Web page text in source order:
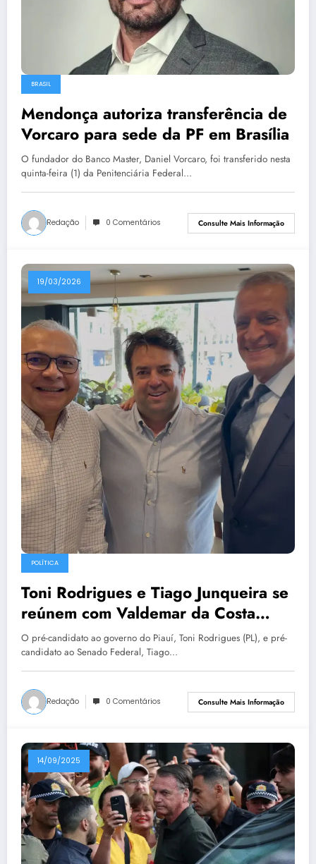
BRASIL
Mendonça autoriza transferência de
Vorcaro para sede da PF em Brasília
O fundador do Banco Master, Daniel Vorcaro, foi transferido nesta
quinta-feira (1) da Penitenciária Federal…
Redação 0 Comentários Consulte Mais Informação
19/03/2026
POLÍTICA
Toni Rodrigues e Tiago Junqueira se
reúnem com Valdemar da Costa
Neto em Brasília
O pré-candidato ao governo do Piauí, Toni Rodrigues (PL), e pré-
candidato ao Senado Federal, Tiago…
Redação 0 Comentários Consulte Mais Informação
14/09/2025